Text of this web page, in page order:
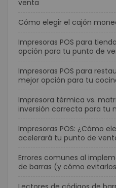
venta
Cómo elegir el cajón
Impresoras POS para
opción para tu punto de
Impresoras POS para
mejor opción para tu
Impresora térmica vs.
inversión correcta para tu
Impresoras POS: ¿Cómo
acelerará tu punto de
Errores comunes al
de barras (y cómo